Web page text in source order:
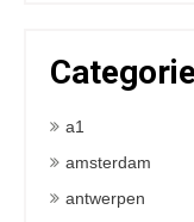
a1
amsterdam
antwerpen